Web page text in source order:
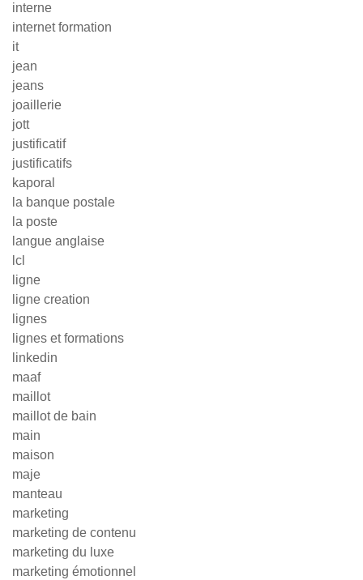
interne
internet formation
it
jean
jeans
joaillerie
jott
justificatif
justificatifs
kaporal
la banque postale
la poste
langue anglaise
lcl
ligne
ligne creation
lignes
lignes et formations
linkedin
maaf
maillot
maillot de bain
main
maison
maje
manteau
marketing
marketing de contenu
marketing du luxe
marketing émotionnel